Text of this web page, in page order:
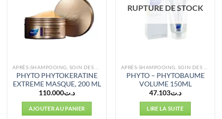
PHYTO PHYTOKERATINE
EXTREME MASQUE, 200 ML
د.ت110.000
AJOUTER AU PANIER
RUPTURE DE STOCK
PHYTO – PHYTOBAUME
VOLUME 150ML
د.ت47.103
LIRE LA SUITE